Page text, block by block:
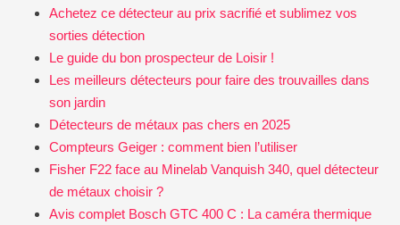
Achetez ce détecteur au prix sacrifié et sublimez vos
sorties détection
Le guide du bon prospecteur de Loisir !
Les meilleurs détecteurs pour faire des trouvailles dans
son jardin
Détecteurs de métaux pas chers en 2025
Compteurs Geiger : comment bien l’utiliser
Fisher F22 face au Minelab Vanquish 340, quel détecteur
de métaux choisir ?
Avis complet Bosch GTC 400 C : La caméra thermique